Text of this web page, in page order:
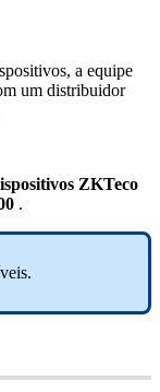
, a equipe
um distribuidor
ZKTeco
.
veis.